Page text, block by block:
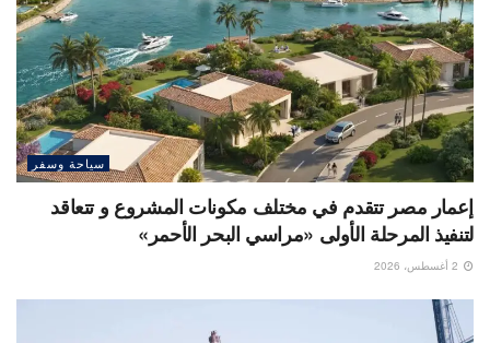
سياحة وسفر
إعمار مصر تتقدم في مختلف مكونات المشروع و تتعاقد
لتنفيذ المرحلة الأولى «مراسي البحر الأحمر»